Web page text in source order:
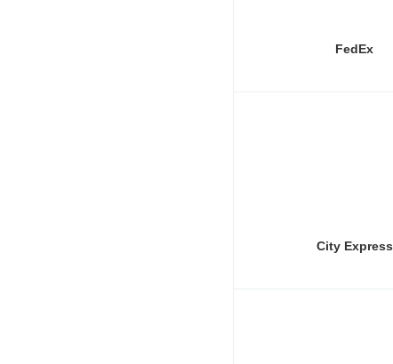
FedEx
City Express